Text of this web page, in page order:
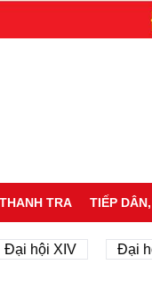
THANH TRA TIẾP
XIV Đại hội